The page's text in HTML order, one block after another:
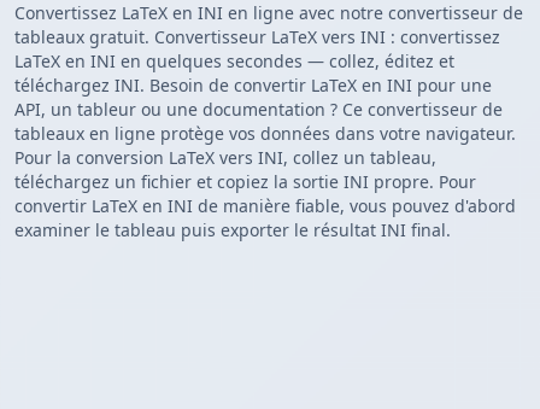
Convertissez LaTeX en INI en ligne avec notre convertisseur de
tableaux gratuit. Convertisseur LaTeX vers INI : convertissez
LaTeX en INI en quelques secondes — collez, éditez et
téléchargez INI. Besoin de convertir LaTeX en INI pour une
API, un tableur ou une documentation ? Ce convertisseur de
tableaux en ligne protège vos données dans votre navigateur.
Pour la conversion LaTeX vers INI, collez un tableau,
téléchargez un fichier et copiez la sortie INI propre. Pour
convertir LaTeX en INI de manière fiable, vous pouvez d'abord
examiner le tableau puis exporter le résultat INI final.